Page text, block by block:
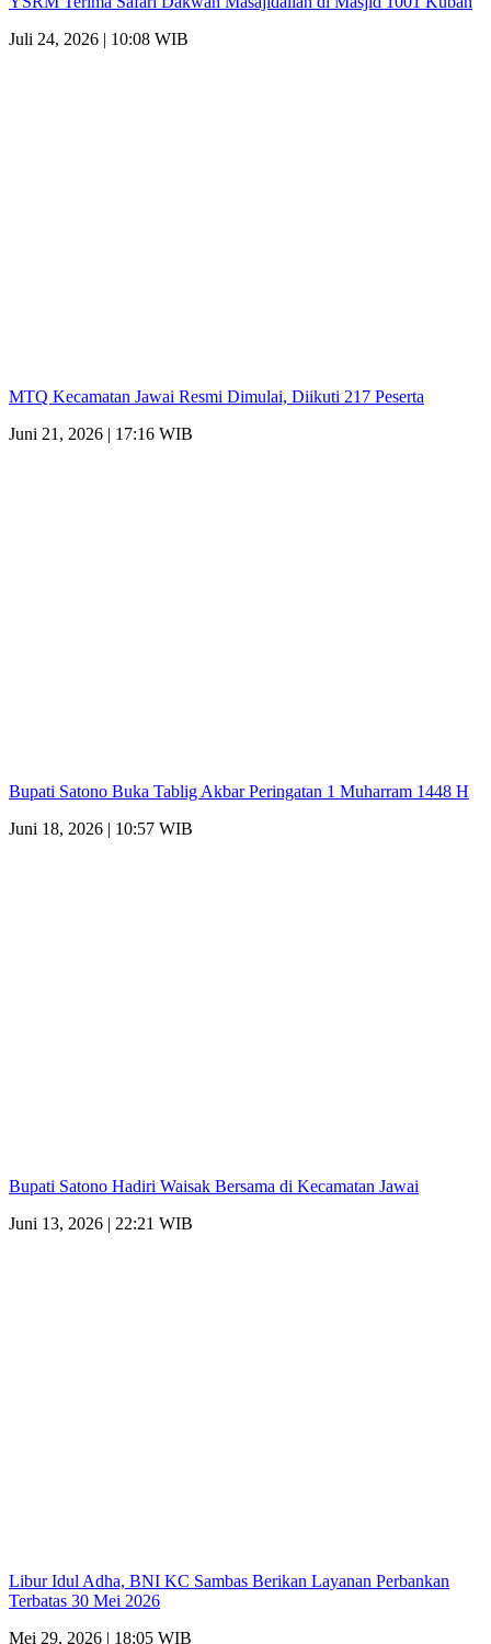
Juli 24, 2026 | 10:08 WIB
MTQ Kecamatan Jawai Resmi Dimulai, Diikuti 217 Peserta
Juni 21, 2026 | 17:16 WIB
Bupati Satono Buka Tablig Akbar Peringatan 1 Muharram 1448 H
Juni 18, 2026 | 10:57 WIB
Bupati Satono Hadiri Waisak Bersama di Kecamatan Jawai
Juni 13, 2026 | 22:21 WIB
Libur Idul Adha, BNI KC Sambas Berikan Layanan Perbankan
Terbatas 30 Mei 2026
Mei 29, 2026 | 18:05 WIB